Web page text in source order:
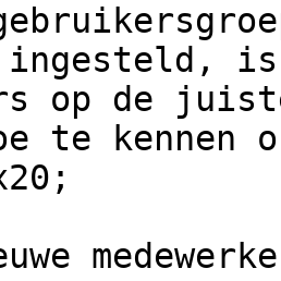
is
op de
te